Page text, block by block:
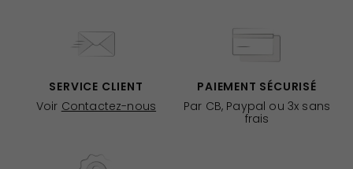
SERVICE CLIENT
Voir Contactez-nous
PAIEMENT SÉCURISÉ
Par CB, Paypal ou 3x sans
frais